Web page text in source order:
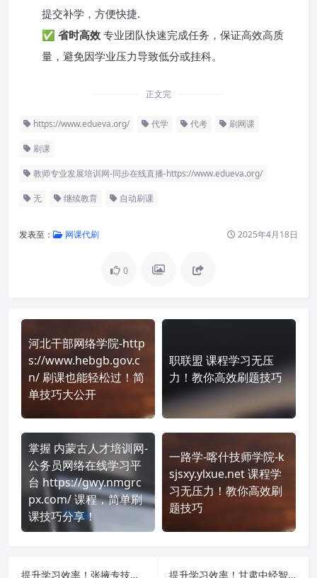
提交补学，方便快捷.
✅ 省时高效 专业团队快速完成任务，保证高效高质
量，避免因学业压力导致低分或挂科。
正文完
https://www.edueva.org/ 代学 代考 刷网课
刷课
教师专业发展培训网-同步在线直播-https://www.edueva.org/
无 继续教育 自动刷课
发表至： 网课代刷 2025年4月18日
0
河北干部网络学院-http
s://www.hebgb.gov.c
n/ 刷课也能轻松过！简
单技巧大公开
职联盟 课程学习无压
力！教你高效刷题技巧
掌握 内蒙古人才培训网-
公务员网络在线学习平
台 https://gwy.nmgrc
px.com/ 课程，简单刷
课技巧分享！
一路学-喀什技师学院-k
sjsxy.ylxue.net 课程学
习无压力！教你高效刷
题技巧
提升学习效率！张掖专技在线培训平台-https://zjjy-zy.ceivs.cn/ 刷课方法全揭秘 提升学习效率！甘肃中经智源继续教育平台-定西市-https://dx.gswdzy.com/ 刷课方法全揭秘